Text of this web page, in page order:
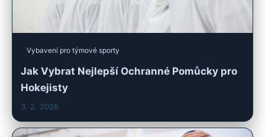
Vybavení pro týmové sporty
Jak Vybrat Nejlepší Ochranné Pomůcky pro
Hokejisty
3. 2. 2026